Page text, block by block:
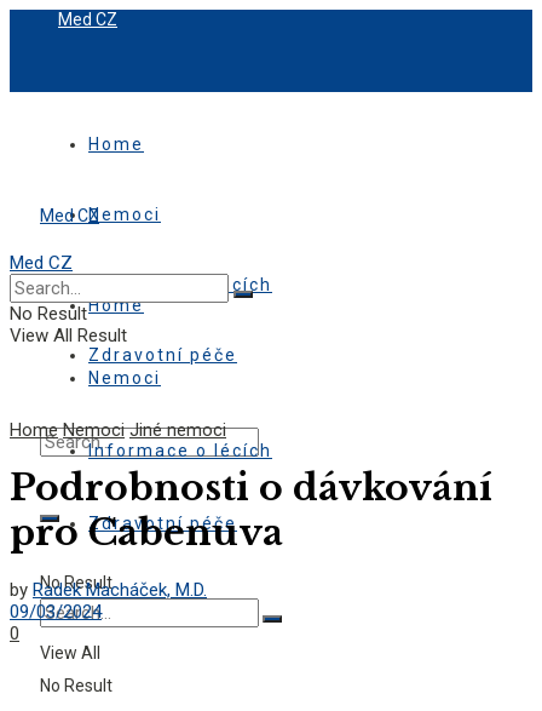
Med CZ
Home
Nemoci
Informace o lécích
Zdravotní péče
No Result
View All
Med CZ
Home
Nemoci
Informace o lécích
Zdravotní péče
No Result
Med CZ
No Result
View All Result
Home Nemoci Jiné nemoci
Podrobnosti o dávkování
pro Cabenuva
by Radek Macháček, M.D.
09/03/2024
0